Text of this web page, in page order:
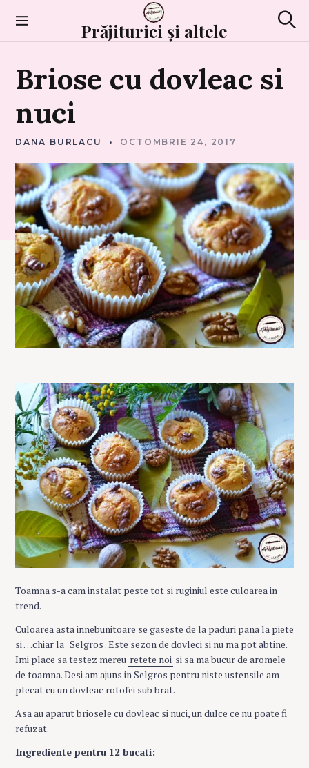
Prăjiturici și altele
R
I
O
,
M
F
F
N
S
C
U
P
C
A
K
E
S
Briose cu dovleac si
nuci
DANA BURLACU OCTOMBRIE 24, 2017
Toamna s-a cam instalat peste tot si ruginiul este culoarea in
trend.
Culoarea asta innebunitoare se gaseste de la paduri pana la piete
si …chiar la Selgros. Este sezon de dovleci si nu ma pot abtine.
Imi place sa testez mereu retete noi si sa ma bucur de aromele
de toamna. Desi am ajuns in Selgros pentru niste ustensile am
plecat cu un dovleac rotofei sub brat.
Asa au aparut briosele cu dovleac si nuci, un dulce ce nu poate fi
refuzat.
Ingrediente pentru 12 bucati: